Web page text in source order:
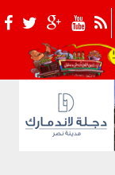
021_2.png